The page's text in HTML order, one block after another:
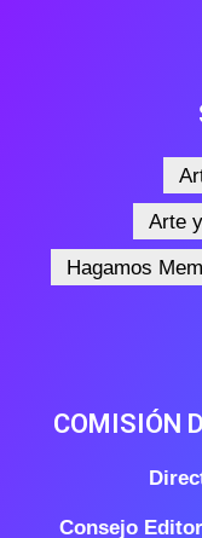
Arte
Hagamos
COMISIÓN
Consejo